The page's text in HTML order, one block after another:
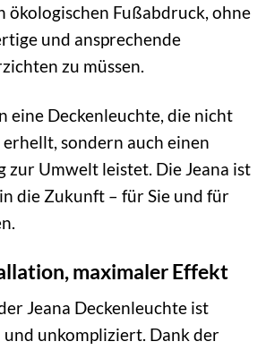
ökologischen Fußabdruck, ohne
und ansprechende
zu müssen.
eine Deckenleuchte, die nicht
sondern auch einen
zur Umwelt leistet. Die Jeana ist
die Zukunft – für Sie und für
maximaler Effekt
Jeana Deckenleuchte ist
unkompliziert. Dank der